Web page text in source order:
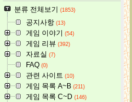
분류 전체보기
(1853)
공지사항 (13)
게임 이야기 (54)
게임 리뷰 (392)
자료실 (7)
FAQ (0)
관련 사이트 (10)
게임 목록 A~B (211)
게임 목록 C~D (146)